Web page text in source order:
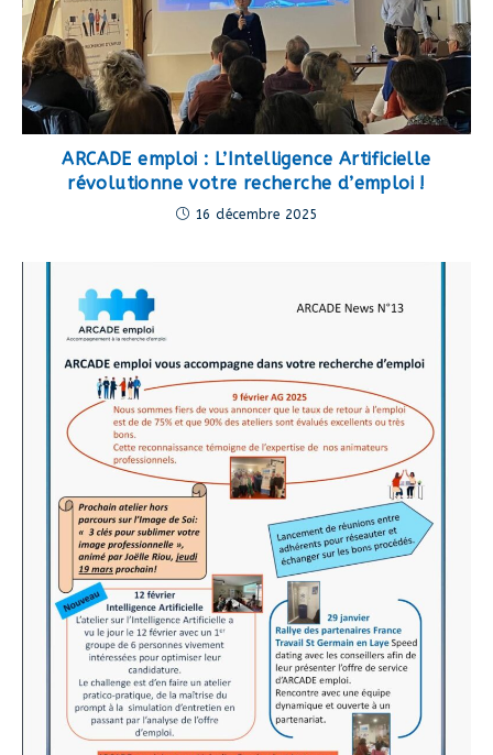
ARCADE emploi : L’Intelligence Artificielle
révolutionne votre recherche d’emploi !
16 décembre 2025